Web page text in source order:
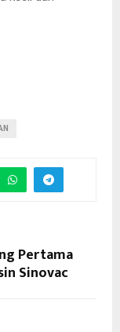
Pertama
Sinovac